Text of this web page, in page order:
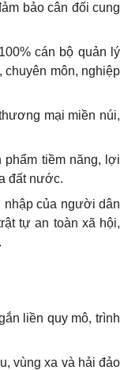
bảo cân đối cung
cán bộ quản lý
môn, nghiệp
mại miền núi,
phẩm tiềm năng, lợi
đất nước.
nhập của người dân
tự an toàn xã hội,
liền quy mô, trình
vùng xa và hải đảo